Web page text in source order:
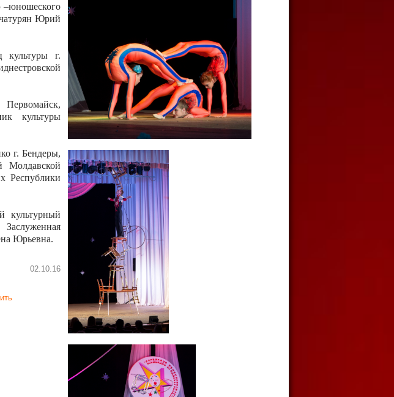
–юношеского
Юрий
культуры г.
культуры
г. Бендеры,
Молдавской
Республики
культурный
Юрьевна.
02.10.16